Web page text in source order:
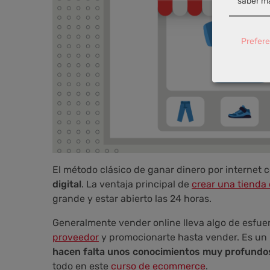
El método clásico de ganar dinero por internet
digital. La ventaja principal de crear una tienda
grande y estar abierto las 24 horas.
Generalmente vender online lleva algo de
proveedor y promocionarte hasta vender. Es
hacen falta unos conocimientos muy
todo en este curso de ecommerce.